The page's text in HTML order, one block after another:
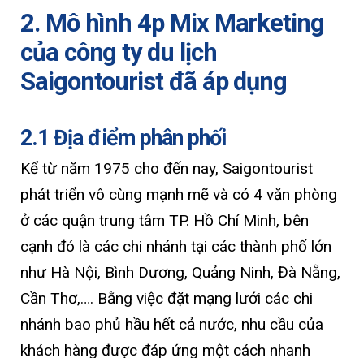
2. Mô hình 4p Mix Marketing
của công ty du lịch
Saigontourist đã áp dụng
2.1 Địa điểm phân phối
Kể từ năm 1975 cho đến nay, Saigontourist
phát triển vô cùng mạnh mẽ và có 4 văn phòng
ở các quận trung tâm TP. Hồ Chí Minh, bên
cạnh đó là các chi nhánh tại các thành phố lớn
như Hà Nội, Bình Dương, Quảng Ninh, Đà Nẵng,
Cần Thơ,…. Bằng việc đặt mạng lưới các chi
nhánh bao phủ hầu hết cả nước, nhu cầu của
khách hàng được đáp ứng một cách nhanh